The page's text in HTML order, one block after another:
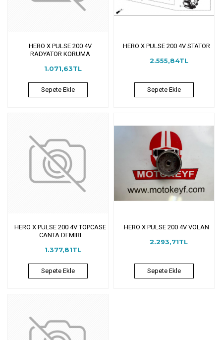
HERO X PULSE 200 4V
RADYATOR KORUMA
1.071,63TL
Sepete Ekle
HERO X PULSE 200 4V STATOR
2.555,84TL
Sepete Ekle
HERO X PULSE 200 4V TOPCASE
CANTA DEMIRI
1.377,81TL
Sepete Ekle
HERO X PULSE 200 4V VOLAN
2.293,71TL
Sepete Ekle